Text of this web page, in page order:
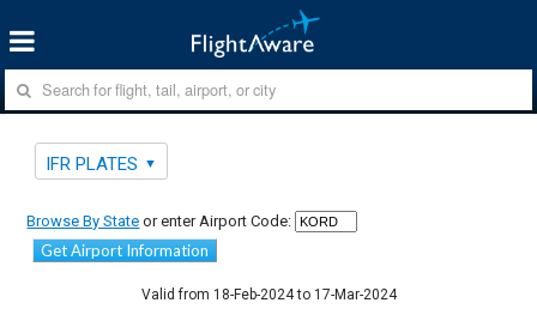
IFR PLATES
Browse By State or enter Airport Code:
Get Airport Information
Valid from 18-Feb-2024 to 17-Mar-2024